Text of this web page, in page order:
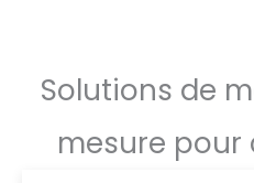
Solutions de
mesure